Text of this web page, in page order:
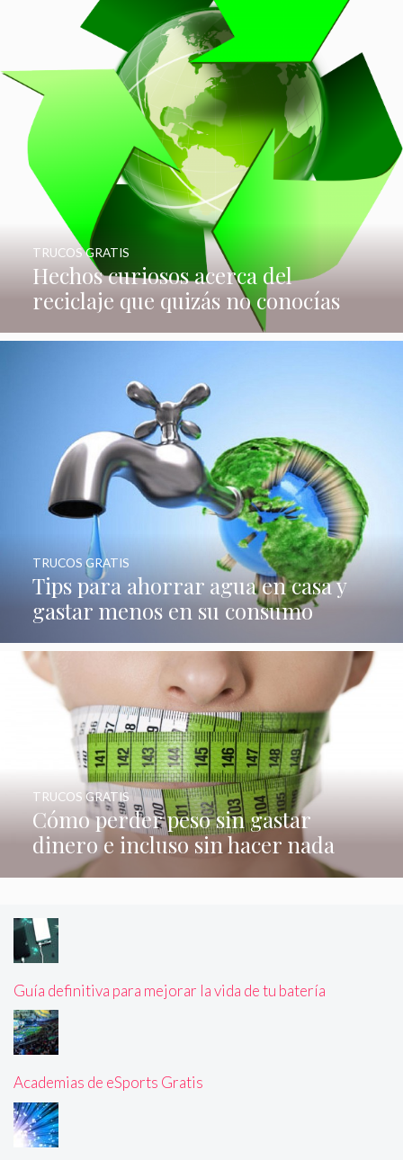
Hechos curiosos acerca del
reciclaje que quizás no conocías
TRUCOS GRATIS
Tips para ahorrar agua en casa y
gastar menos en su consumo
TRUCOS GRATIS
Cómo perder peso sin gastar
dinero e incluso sin hacer nada
TRUCOS GRATIS
Guía definitiva para mejorar la vida de tu batería
Academias de eSports Gratis